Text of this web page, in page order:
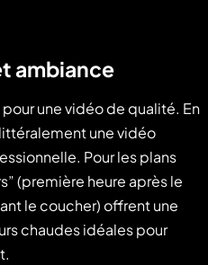
ambiance
une vidéo de qualité. En
une vidéo
Pour les plans
(première heure après le
le coucher) offrent une
chaudes idéales pour